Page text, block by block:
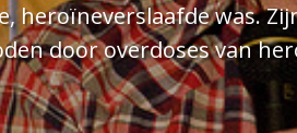
heroïneverslaafde was.
door overdoses van
het een uiterst
ontstaat zelden